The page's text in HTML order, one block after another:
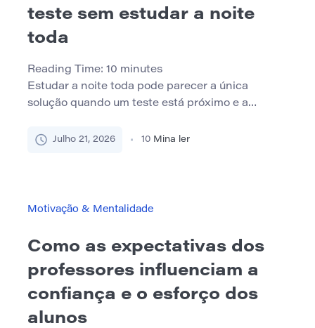
teste sem estudar a noite
toda
Reading Time: 10 minutes
Estudar a noite toda pode parecer a única
solução quando um teste está próximo e a
alunos podem ficar acordados porque
de estudo nem sempre significa mais
Julho 21, 2026 10 Mina ler
Motivação & Mentalidade
Como as expectativas dos
professores influenciam a
confiança e o esforço dos
alunos